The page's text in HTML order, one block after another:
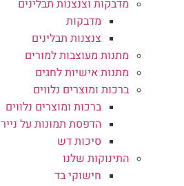
מדבקות וצנצנות תבלינים
מדבקות
צנצנות תבלינים
מתנות מעוצבות למורים
מתנות אישיות לחגים
ברכות ומוצרים נלווים
ברכות ומוצרים נלווים
הדפסת תמונות על נייר
סיכות דש
התינוקות שלנו
חישוקי בד